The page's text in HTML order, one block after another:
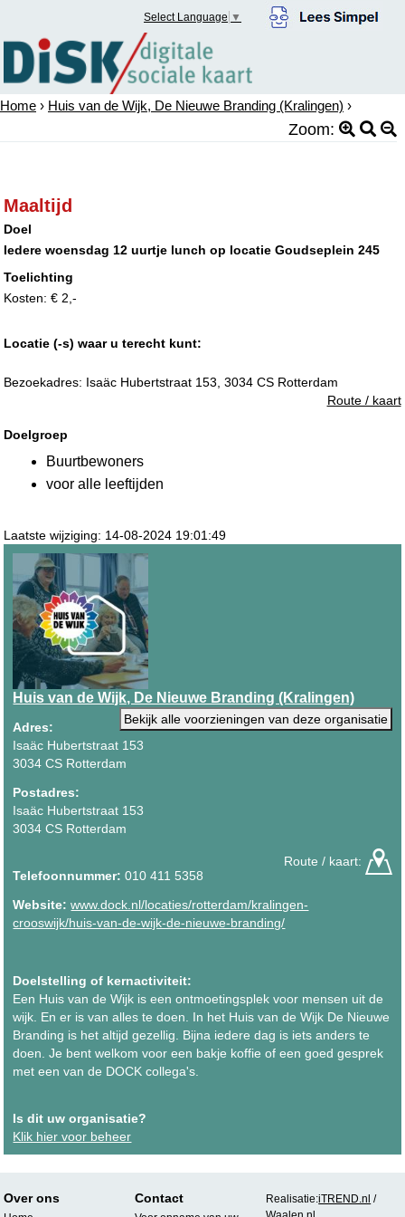
Select Language ▼
Home › Huis van de Wijk, De Nieuwe Branding (Kralingen) ›
Zoom:
Maaltijd
Doel
Iedere woensdag 12 uurtje lunch op locatie Goudseplein 245
Toelichting
Kosten: € 2,-
Locatie (-s) waar u terecht kunt:
Bezoekadres: Isaäc Hubertstraat 153, 3034 CS Rotterdam
Route / kaart
Doelgroep
Buurtbewoners
voor alle leeftijden
Laatste wijziging: 14-08-2024 19:01:49
Huis van de Wijk, De Nieuwe Branding (Kralingen)
Bekijk alle voorzieningen van deze organisatie
Adres:
Isaäc Hubertstraat 153
3034 CS Rotterdam
Postadres:
Isaäc Hubertstraat 153
3034 CS Rotterdam
Route / kaart:
Telefoonnummer: 010 411 5358
Website: www.dock.nl/locaties/rotterdam/kralingen-
crooswijk/huis-van-de-wijk-de-nieuwe-branding/
Doelstelling of kernactiviteit:
Een Huis van de Wijk is een ontmoetingsplek voor mensen uit de
wijk. En er is van alles te doen. In het Huis van de Wijk De Nieuwe
Branding is het altijd gezellig. Bijna iedere dag is iets anders te
doen. Je bent welkom voor een bakje koffie of een goed gesprek
met een van de DOCK collega's.
Is dit uw organisatie?
Klik hier voor beheer
Over ons Contact Realisatie:iTREND.nl /